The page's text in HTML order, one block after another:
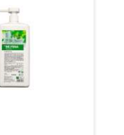
смывается, не